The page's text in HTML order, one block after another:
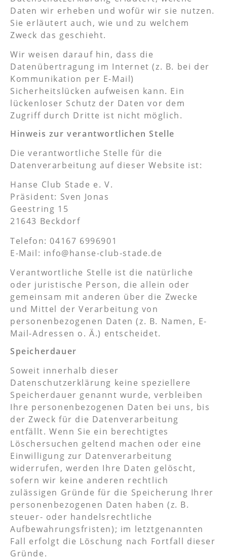
Daten wir erheben und wofür wir sie nutzen.
Sie erläutert auch, wie und zu welchem
Zweck das geschieht.
Wir weisen darauf hin, dass die
Datenübertragung im Internet (z. B. bei der
Kommunikation per E-Mail)
Sicherheitslücken aufweisen kann. Ein
lückenloser Schutz der Daten vor dem
Zugriff durch Dritte ist nicht möglich.
Hinweis zur verantwortlichen Stelle
Die verantwortliche Stelle für die
Datenverarbeitung auf dieser Website ist:
Hanse Club Stade e. V.
Präsident: Sven Jonas
Geestring 15
21643 Beckdorf
Telefon: 04167 6996901
E-Mail: info@hanse-club-stade.de
Verantwortliche Stelle ist die natürliche
oder juristische Person, die allein oder
gemeinsam mit anderen über die Zwecke
und Mittel der Verarbeitung von
personenbezogenen Daten (z. B. Namen, E-
Mail-Adressen o. Ä.) entscheidet.
Speicherdauer
Soweit innerhalb dieser
Datenschutzerklärung keine speziellere
Speicherdauer genannt wurde, verbleiben
Ihre personenbezogenen Daten bei uns, bis
der Zweck für die Datenverarbeitung
entfällt. Wenn Sie ein berechtigtes
Löschersuchen geltend machen oder eine
Einwilligung zur Datenverarbeitung
widerrufen, werden Ihre Daten gelöscht,
sofern wir keine anderen rechtlich
zulässigen Gründe für die Speicherung Ihrer
personenbezogenen Daten haben (z. B.
steuer- oder handelsrechtliche
Aufbewahrungsfristen); im letztgenannten
Fall erfolgt die Löschung nach Fortfall dieser
Gründe.